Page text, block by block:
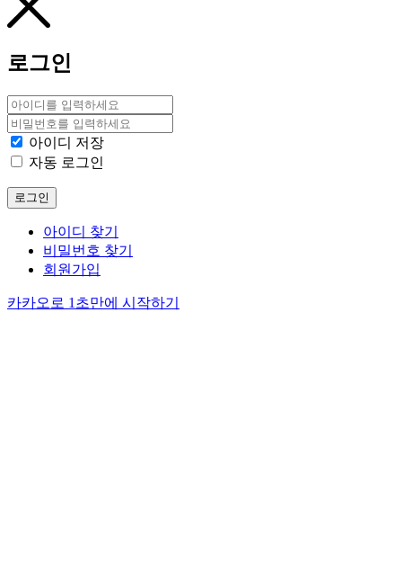
로그인
아이디 저장
자동 로그인
로그인
아이디 찾기
비밀번호 찾기
회원가입
카카오로 1초만에 시작하기